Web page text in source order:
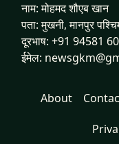
नाम: मोहमद शौएब खान
पता: मुखनी, मानपुर
दूरभाष: +91 94581
ईमेल:
About